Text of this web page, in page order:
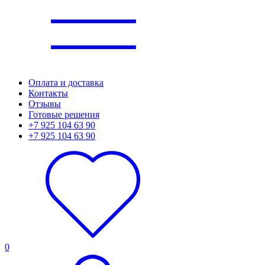
Оплата и доставка
Контакты
Отзывы
Готовые решения
+7 925 104 63 90
+7 925 104 63 90
0